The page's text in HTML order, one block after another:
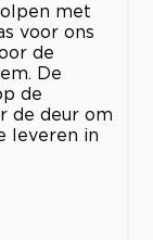
met
voor ons
de
De
de
de deur om
leveren in